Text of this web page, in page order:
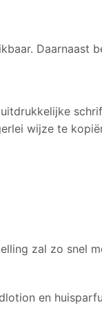
Daarnaast
wijze te
zal zo snel
en